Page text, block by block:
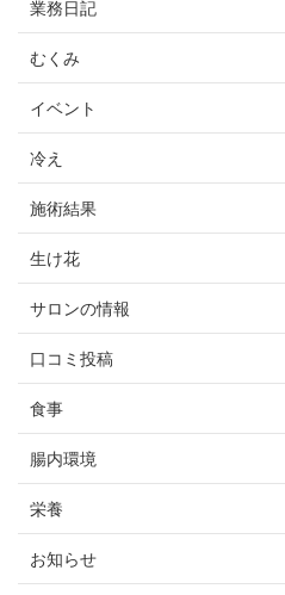
業務日記
むくみ
イベント
冷え
施術結果
生け花
サロンの情報
口コミ投稿
食事
腸内環境
栄養
お知らせ